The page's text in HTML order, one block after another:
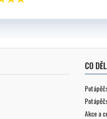
CO
Akce a